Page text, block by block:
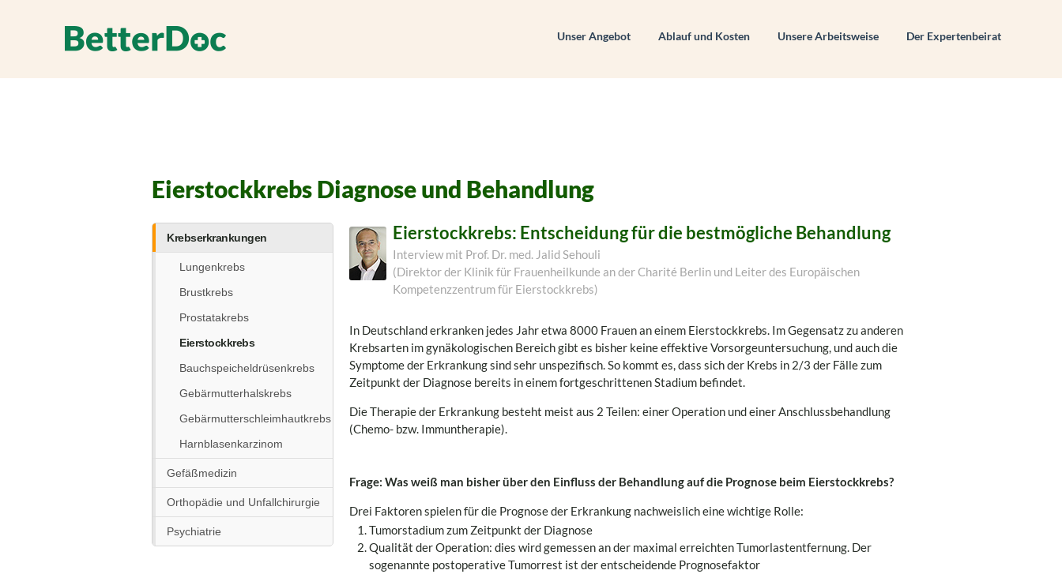
Unser Angebot Ablauf und Kosten Unsere Arbeitsweise Der Expertenbeirat
Eierstockkrebs Diagnose und Behandlung
Krebserkrankungen
Lungenkrebs
Brustkrebs
Prostatakrebs
Eierstockkrebs
Bauchspeicheldrüsenkrebs
Gebärmutterhalskrebs
Gebärmutterschleimhautkrebs
Harnblasenkarzinom
Gefäßmedizin
Orthopädie und Unfallchirurgie
Psychiatrie
Eierstockkrebs: Entscheidung für die bestmögliche Behandlung
Interview mit Prof. Dr. med. Jalid Sehouli
(Direktor der Klinik für Frauenheilkunde an der Charité Berlin und Leiter des Europäischen
Kompetenzzentrum für Eierstockkrebs)
In Deutschland erkranken jedes Jahr etwa 8000 Frauen an einem Eierstockkrebs. Im Gegensatz zu anderen
Krebsarten im gynäkologischen Bereich gibt es bisher keine effektive Vorsorgeuntersuchung, und auch die
Symptome der Erkrankung sind sehr unspezifisch. So kommt es, dass sich der Krebs in 2/3 der Fälle zum
Zeitpunkt der Diagnose bereits in einem fortgeschrittenen Stadium befindet.
Die Therapie der Erkrankung besteht meist aus 2 Teilen: einer Operation und einer Anschlussbehandlung
(Chemo- bzw. Immuntherapie).
Frage: Was weiß man bisher über den Einfluss der Behandlung auf die Prognose beim Eierstockkrebs?
Drei Faktoren spielen für die Prognose der Erkrankung nachweislich eine wichtige Rolle:
Tumorstadium zum Zeitpunkt der Diagnose
Qualität der Operation: dies wird gemessen an der maximal erreichten Tumorlastentfernung. Der
sogenannte postoperative Tumorrest ist der entscheidende Prognosefaktor